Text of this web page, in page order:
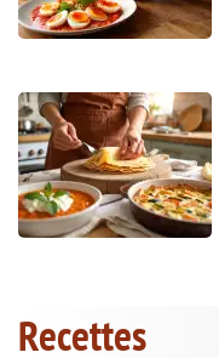
Recettes